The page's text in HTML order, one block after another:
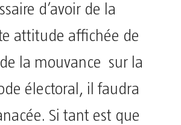
d’avoir de la
attitude affichée de
la mouvance sur la
électoral, il faudra
Si tant est que